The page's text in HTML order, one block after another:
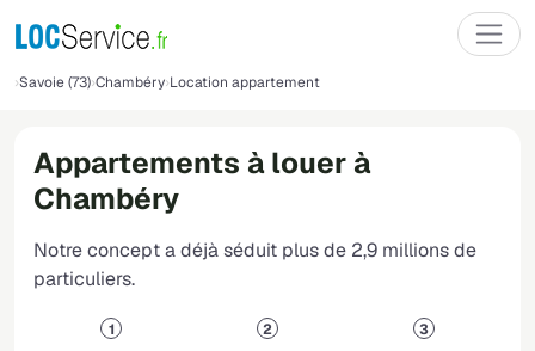
Savoie (73) Chambéry Location appartement
Appartements à louer à
Chambéry
Notre concept a déjà séduit plus de 2,9 millions de
particuliers.